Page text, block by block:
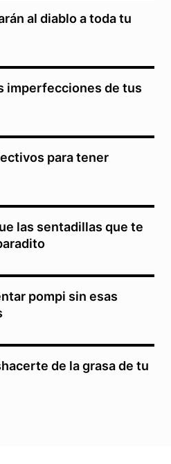
al diablo a toda tu
imperfecciones de tus
para tener
las sentadillas que te
pompi sin esas
de la grasa de tu